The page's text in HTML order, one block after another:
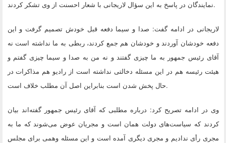
نمایندگان در پاسخ به این سؤال لاریجانی با شعار احسنت از وی تشکر کردند.
لاریجانی در ادامه گفت: صدا و سیما دفعه قبل خودش تصمیم گرفت و این
دفعه خودشان آوردند و خودشان هم جمع کردند، ربطی به ما نداشته است نه
آقای رئیس جمهور به ما چیزی گفتند و نه من به صدا و سیما چیزی گفتم و
هیئت رئیسه هم در این مسئله دخالتی نداشته است از رادیو هم مذاکرات در
حال پخش شدن است بنابراین اصل آن مطلب خلاف است.
وی در ادامه تصریح کرد: درباره مطلبی که آقای رئیس جمهور گفته‌اند بیان
کردند که سیاست‌های دولت همان است و مجریان عوض می‌شوند که ما به
مجری رأی ندادیم و مجری دیگری آمده است و این مسئله وهمی برای مجلس